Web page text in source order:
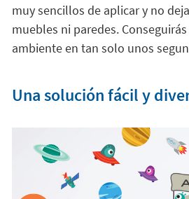
muy sencillos de aplicar y no
muebles ni paredes.
ambiente en tan solo unos
Una solución fácil y